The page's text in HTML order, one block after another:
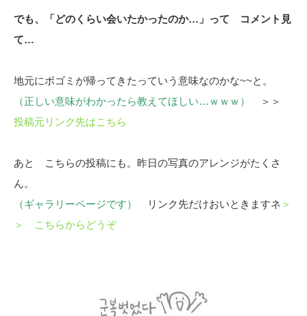
でも、「どのくらい会いたかったのか…」って コメント見
て…
地元にボゴミが帰ってきたっていう意味なのかな~~と。
（正しい意味がわかったら教えてほしい…ｗｗｗ）
＞＞
投稿元リンク先はこちら
あと こちらの投稿にも。昨日の写真のアレンジがたくさ
ん。
（ギャラリーページです）
リンク先だけおいときますネ ＞
＞ こちらからどうぞ